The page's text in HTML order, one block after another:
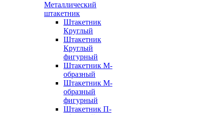
Металлический
штакетник
Штакетник
Круглый
Штакетник
Круглый
фигурный
Штакетник М-
образный
Штакетник М-
образный
фигурный
Штакетник П-